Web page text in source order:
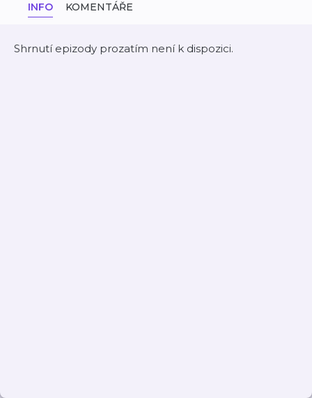
INFO KOMENTÁŘE
Shrnutí epizody prozatím není k dispozici.